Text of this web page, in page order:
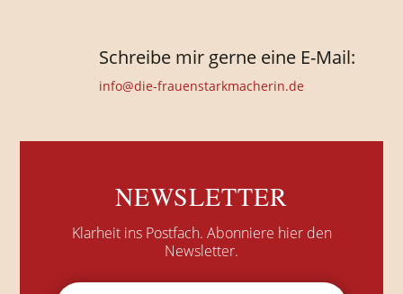
Schreibe mir gerne eine E-Mail:
info@die-frauenstarkmacherin.de
NEWSLETTER
Klarheit ins Postfach. Abonniere hier den
Newsletter.